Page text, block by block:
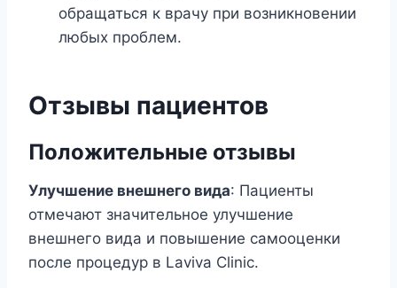
обращаться к врачу при возникновении
любых проблем.
Отзывы пациентов
Положительные отзывы
Улучшение внешнего вида: Пациенты
отмечают значительное улучшение
внешнего вида и повышение самооценки
после процедур в Laviva Clinic.